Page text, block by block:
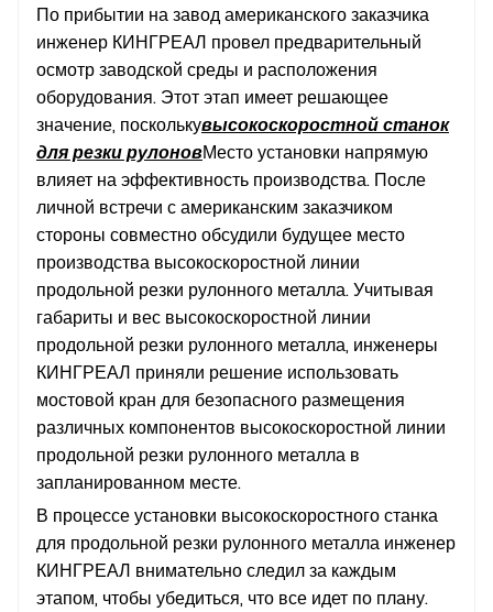
По прибытии на завод американского заказчика
инженер КИНГРЕАЛ провел предварительный
осмотр заводской среды и расположения
оборудования. Этот этап имеет решающее
значение, посколькувысокоскоростной станок
для резки рулоновМесто установки напрямую
влияет на эффективность производства. После
личной встречи с американским заказчиком
стороны совместно обсудили будущее место
производства высокоскоростной линии
продольной резки рулонного металла. Учитывая
габариты и вес высокоскоростной линии
продольной резки рулонного металла, инженеры
КИНГРЕАЛ приняли решение использовать
мостовой кран для безопасного размещения
различных компонентов высокоскоростной линии
продольной резки рулонного металла в
запланированном месте.
В процессе установки высокоскоростного станка
для продольной резки рулонного металла инженер
КИНГРЕАЛ внимательно следил за каждым
этапом, чтобы убедиться, что все идет по плану.